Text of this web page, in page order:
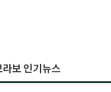
라보 인기뉴스